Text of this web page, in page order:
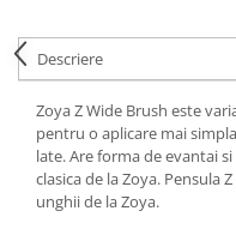
Descriere
Zoya Z Wide Brush este
pentru o aplicare mai
late. Are forma de evantai
clasica de la Zoya. Pensula
unghii de la Zoya.